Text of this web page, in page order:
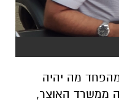
מה יהיה
ממשרד האוצר,